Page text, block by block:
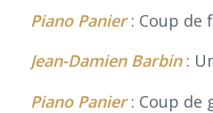
Piano Panier: Coup de
Jean-Damien Barbin:
Piano Panier: Coup de